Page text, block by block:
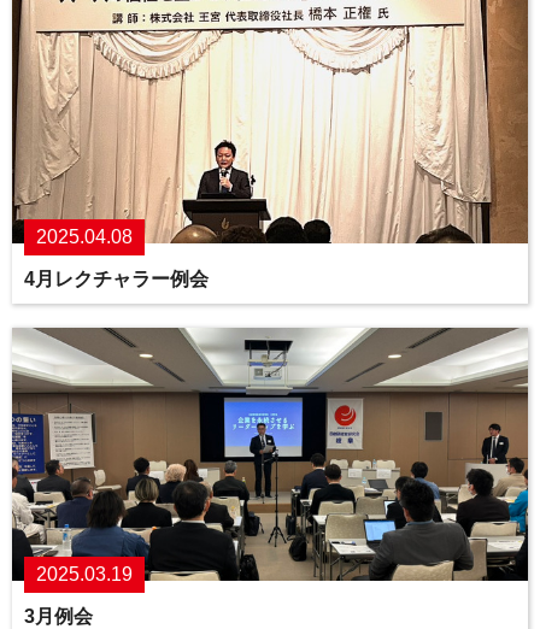
2025.04.08
4月レクチャラー例会
2025.03.19
3月例会